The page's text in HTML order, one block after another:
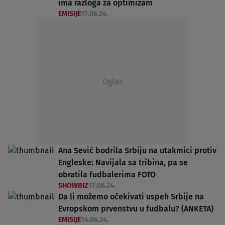
ima razloga za optimizam
EMISIJE17.06.24.
Oglas
Ana Sević bodrila Srbiju na utakmici protiv
Engleske: Navijala sa tribina, pa se
obratila fudbalerima FOTO
SHOWBIZ17.06.24.
Da li možemo očekivati uspeh Srbije na
Evropskom prvenstvu u fudbalu? (ANKETA)
EMISIJE14.06.24.